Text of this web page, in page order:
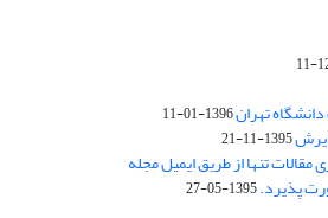
تهران1396-01-11
1395-11-21
تنها از طریق ایمیل مجله
1395-05-27